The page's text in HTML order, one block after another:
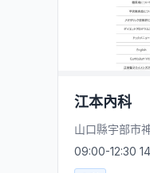
江本內科
山口縣宇部市
09:00-12:30